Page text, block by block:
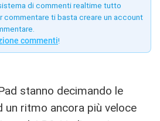
di commenti realtime tutto
commentare ti basta creare un account
commenti!
stanno decimando le
un ritmo ancora più veloce